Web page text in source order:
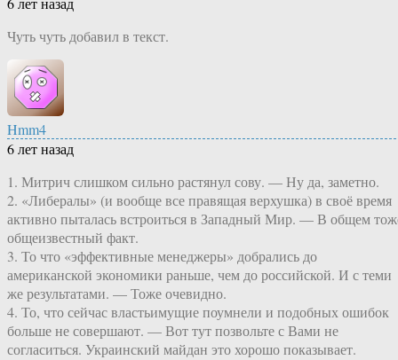
Чуть чуть добавил в текст.
Hmm4
6 лет назад
1. Митрич слишком сильно растянул сову. — Ну да, заметно.
2. «Либералы» (и вообще все правящая верхушка) в своё время
активно пыталась встроиться в Западный Мир. — В общем
общеизвестный факт.
3. То что «эффективные менеджеры» добрались до
американской экономики раньше, чем до российской. И с теми
же результатами. — Тоже очевидно.
4. То, что сейчас властьимущие поумнели и подобных ошибок
больше не совершают. — Вот тут позвольте с Вами не
согласиться. Украинский майдан это хорошо показывает.